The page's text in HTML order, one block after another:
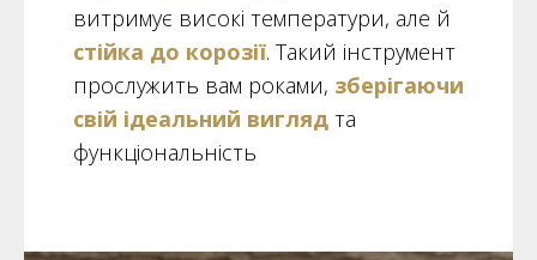
витримує високі температури, але й
стійка до корозії. Такий інструмент
прослужить вам роками, зберігаючи
свій ідеальний вигляд та
функціональність